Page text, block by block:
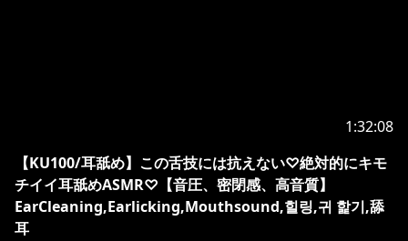
1:32:08
【KU100/耳舐め】この舌技には抗えない♡絶対的にキモ
チイイ耳舐めASMR♡【音圧、密閉感、高音質】
EarCleaning,Earlicking,Mouthsound,힐링,귀 핥기,舔
耳